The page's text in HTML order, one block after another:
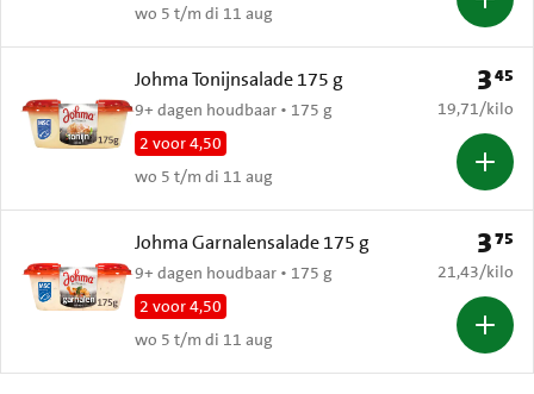
wo 5 t/m di 11 aug
Johma Tonijnsalade 175 g
9+ dagen houdbaar • 175 g
2 voor 4,50
wo 5 t/m di 11 aug
Prijs:
345
€ 19,71 per
19,71/kilo
Johma Garnalensalade 175 g
9+ dagen houdbaar • 175 g
2 voor 4,50
wo 5 t/m di 11 aug
Prijs:
375
€ 21,43 per
21,43/kilo